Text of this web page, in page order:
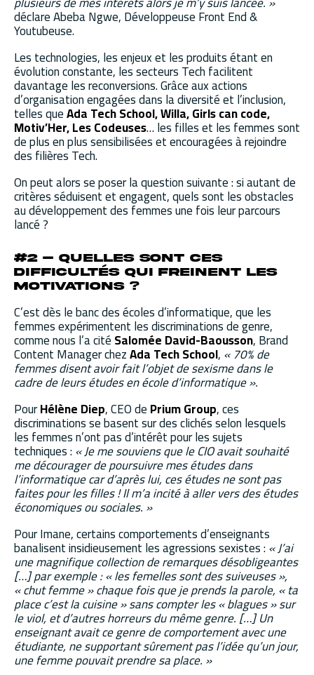
déclare Abeba Ngwe, Développeuse Front End &
Youtubeuse.
Les technologies, les enjeux et les produits étant en
évolution constante, les secteurs Tech facilitent
davantage les reconversions. Grâce aux actions
d’organisation engagées dans la diversité et l’inclusion,
telles queAda Tech School, Willa, Girls can code,
Motiv’Her, Les Codeuses… les filles et les femmes sont
de plus en plus sensibilisées et encouragées à rejoindre
des filières Tech.
On peut alors se poser la question suivante : si autant de
critères séduisent et engagent, quels sont les obstacles
au développement des femmes une fois leur parcours
lancé ?
#2 – Quelles sont ces
difficultés qui freinent les
motivations ?
C’est dès le banc des écoles d’informatique, que les
femmes expérimentent les discriminations de genre,
comme nous l’a citéSalomée David-Baousson, Brand
Content Manager chezAda Tech School,« 70% de
femmes disent avoir fait l’objet de sexisme dans le
cadre de leurs études en école d’informatique ».
PourHélène Diep, CEO dePrium Group, ces
discriminations se basent sur des clichés selon lesquels
les femmes n’ont pas d’intérêt pour les sujets
techniques :« Je me souviens que le CIO avait souhaité
me décourager de poursuivre mes études dans
l’informatique car d’après lui, ces études ne sont pas
faites pour les filles ! Il m’a incité à aller vers des études
économiques ou sociales. »
Pour Imane, certains comportements d’enseignants
banalisent insidieusement les agressions sexistes :« J’ai
une magnifique collection de remarques désobligeantes
[…] par exemple : « les femelles sont des suiveuses »,
« chut femme » chaque fois que je prends la parole, « ta
place c’est la cuisine » sans compter les « blagues » sur
le viol, et d’autres horreurs du même genre. […] Un
enseignant avait ce genre de comportement avec une
étudiante, ne supportant sûrement pas l’idée qu’un jour,
une femme pouvait prendre sa place. »